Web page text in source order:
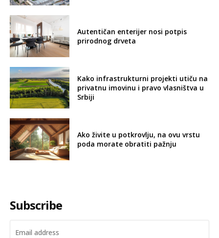
Autentičan enterijer nosi potpis
prirodnog drveta
Kako infrastrukturni projekti utiču na
privatnu imovinu i pravo vlasništva u
Srbiji
Ako živite u potkrovlju, na ovu vrstu
poda morate obratiti pažnju
Subscribe